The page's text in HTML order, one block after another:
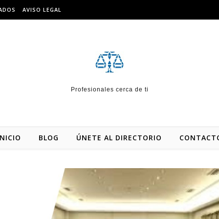
AVISO LEGAL
Profesionales cerca de ti
BLOG ÚNETE AL DIRECTORIO